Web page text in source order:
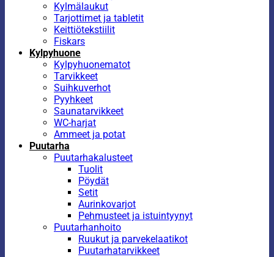
Kylmälaukut
Tarjottimet ja tabletit
Keittiötekstiilit
Fiskars
Kylpyhuone
Kylpyhuonematot
Tarvikkeet
Suihkuverhot
Pyyhkeet
Saunatarvikkeet
WC-harjat
Ammeet ja potat
Puutarha
Puutarhakalusteet
Tuolit
Pöydät
Setit
Aurinkovarjot
Pehmusteet ja istuintyynyt
Puutarhanhoito
Ruukut ja parvekelaatikot
Puutarhatarvikkeet